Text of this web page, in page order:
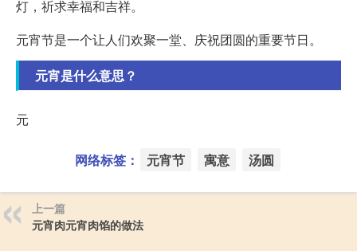
灯，祈求幸福和吉祥。
元宵节是一个让人们欢聚一堂、庆祝团圆的重要节日。
元宵是什么意思？
元
网络标签： 元宵节 寓意 汤圆
上一篇
元宵肉元宵肉馅的做法